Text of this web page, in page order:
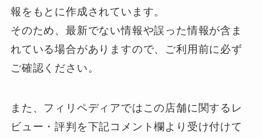
報をもとに作成されています。
そのため、最新でない情報や誤った情報が含ま
れている場合がありますので、ご利用前に必ず
ご確認ください。
また、フィリペディアではこの店舗に関するレ
ビュー・評判を下記コメント欄 より受け付けて